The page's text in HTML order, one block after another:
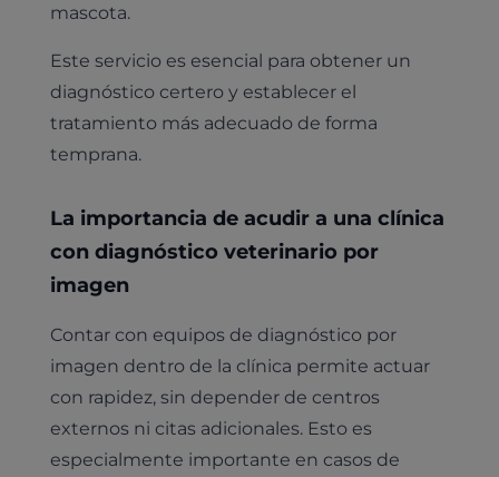
mascota.
Este servicio es esencial para obtener un
diagnóstico certero y establecer el
tratamiento más adecuado de forma
temprana.
La importancia de acudir a una clínica
con diagnóstico veterinario por
imagen
Contar con equipos de diagnóstico por
imagen dentro de la clínica permite actuar
con rapidez, sin depender de centros
externos ni citas adicionales. Esto es
especialmente importante en casos de